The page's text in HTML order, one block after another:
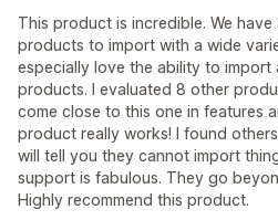
This product is incredible. We
products to import with a wide
especially love the ability to import
products. I evaluated 8 other
come close to this one in features
product really works! I found
will tell you they cannot import
support is fabulous. They go
Highly recommend this product.